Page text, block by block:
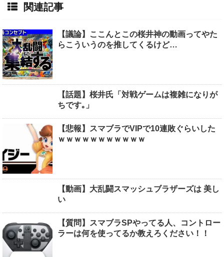
関連記事
【議論】ここんとこの桜井神の動画ってやた
らこういうのを推してくるけど…
【話題】桜井氏「対戦ゲームは複雑になりが
ちです｡」
【悲報】スマブラでVIPで10連敗ぐらいした
ｗｗｗｗｗｗｗｗｗｗｗ
【動画】大乱闘スマッシュブラザーズは 美し
い
【質問】スマブラSPやってる人、コントロー
ラーは何を使ってるか教えろください！！